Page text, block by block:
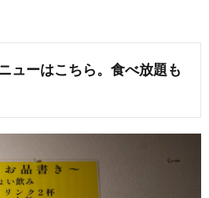
ューはこちら。食べ放題も